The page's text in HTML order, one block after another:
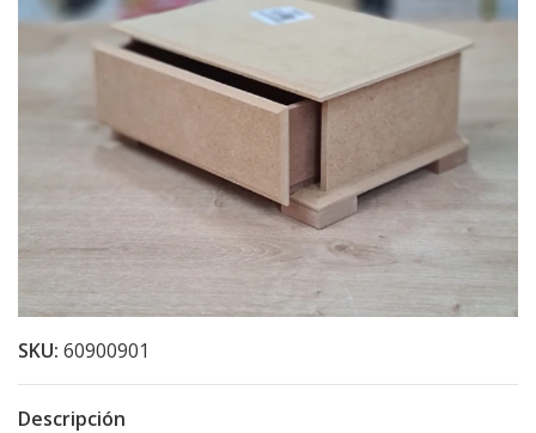
SKU: 60900901
Descripción